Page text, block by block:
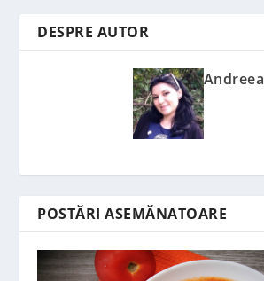
DESPRE AUTOR
Andreea
POSTĂRI ASEMĂNATOARE